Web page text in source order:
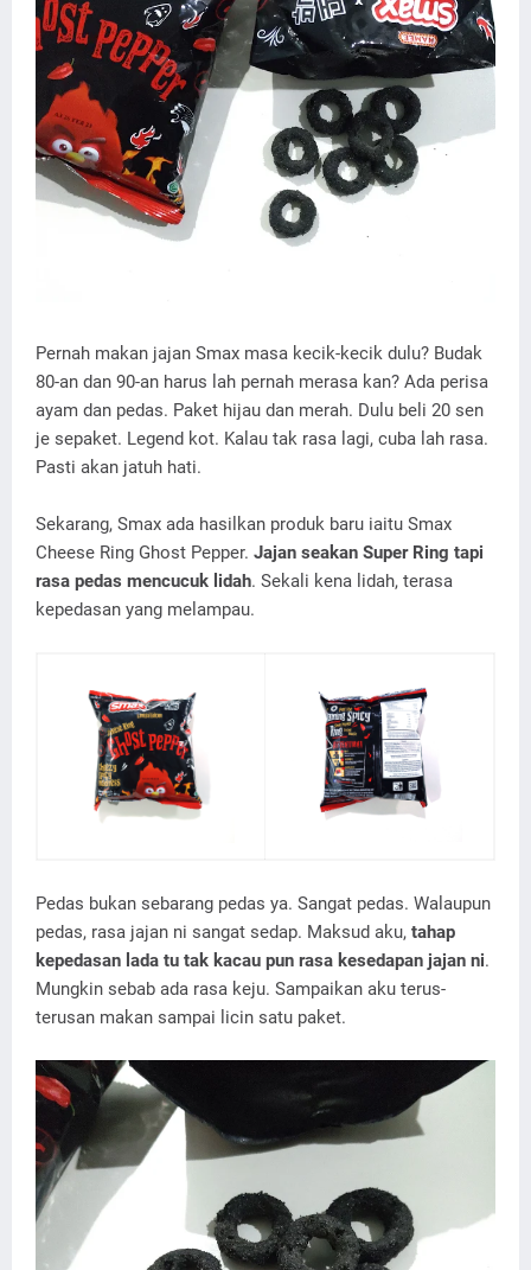
Pernah makan jajan Smax masa kecik-kecik dulu? Budak
80-an dan 90-an harus lah pernah merasa kan? Ada perisa
ayam dan pedas. Paket hijau dan merah. Dulu beli 20 sen
je sepaket. Legend kot. Kalau tak rasa lagi, cuba lah rasa.
Pasti akan jatuh hati.
Sekarang, Smax ada hasilkan produk baru iaitu Smax
Cheese Ring Ghost Pepper. Jajan seakan Super Ring tapi
rasa pedas mencucuk lidah. Sekali kena lidah, terasa
kepedasan yang melampau.
Pedas bukan sebarang pedas ya. Sangat pedas. Walaupun
pedas, rasa jajan ni sangat sedap. Maksud aku, tahap
kepedasan lada tu tak kacau pun rasa kesedapan jajan ni.
Mungkin sebab ada rasa keju. Sampaikan aku terus-
terusan makan sampai licin satu paket.